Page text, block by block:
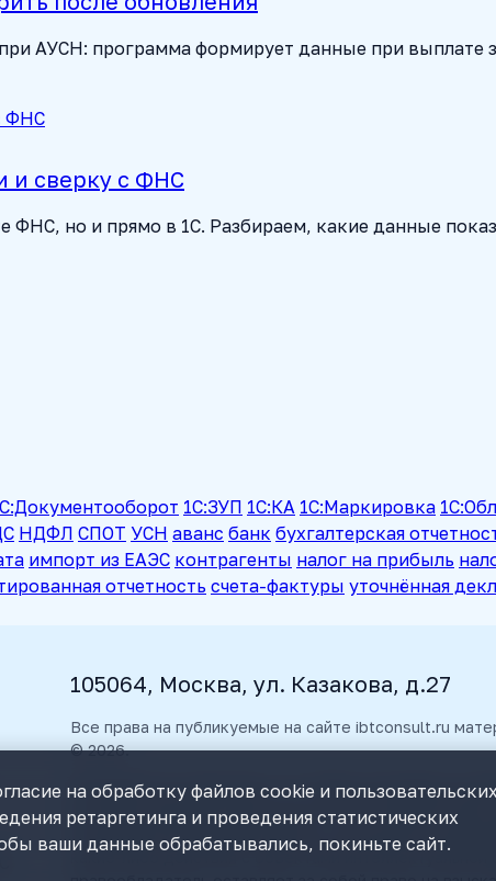
АУСН: программа формирует данные при выплате
и сверку с ФНС
ФНС, но и прямо в 1С. Разбираем, какие данные
1С:ЗУП 1С:КА 1С:Маркировка
НДФЛ СПОТ УСН аванс банк бухгалтерская
импорт из ЕАЭС контрагенты налог на прибыль
отчетность счета-фактуры уточнённая
105064, Москва, ул. Казакова, д.27
Все права на публикуемые на сайте ibtconsult.ru
© 2026.
Пользователь уведомлен, что любые материалы,
интеллектуальной собственности ООО «АйБиТи
не вправе без предварительного письменного
какие-либо действия с объектами интеллектуальной
на обработку файлов cookie и пользовательских
ретаргетинга и проведения статистических
ваши данные обрабатывались, покиньте сайт.